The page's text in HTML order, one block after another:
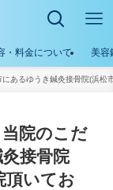
・料金について 美容
あるゆうき鍼灸接骨院(浜松
院のこだ
接骨院
頂いてお